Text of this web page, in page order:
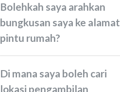
Bolehkah saya arahkan
bungkusan saya ke alamat
pintu rumah?
Di mana saya boleh cari
lokasi pengambilan